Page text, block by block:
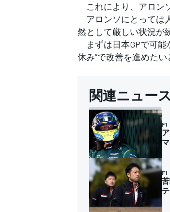
これにより、アロン
アロンソにとっては
然として厳しい状況が
まずは日本GPで可能
休み”で改善を進めたい
関連ニュー
F1
F1